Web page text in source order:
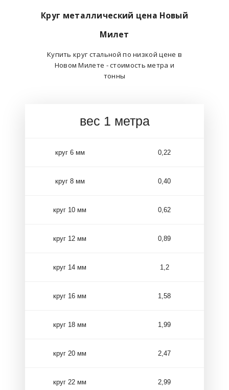
Круг металлический цена Новый
Милет
Купить круг стальной по низкой цене в
Новом Милете - стоимость метра и
тонны
вес 1 метра
круг 6 мм 0,22
круг 8 мм 0,40
круг 10 мм 0,62
круг 12 мм 0,89
круг 14 мм 1,2
круг 16 мм 1,58
круг 18 мм 1,99
круг 20 мм 2,47
круг 22 мм 2,99